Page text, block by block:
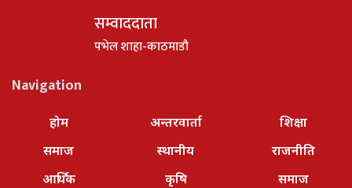
सम्वाददाता
पभेल शाहा-काठमाडौ
Navigation
होम
समाज
आर्थिक
अन्तरवार्ता
स्थानीय
कृषि
शिक्षा
राजनीति
समाज